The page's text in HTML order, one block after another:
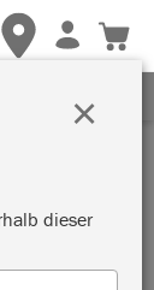
dieser
×